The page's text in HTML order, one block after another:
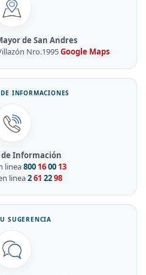
de San Andres
Nro.1995Google Maps
INFORMACIONES
Información
linea800 1600 13
linea261 2298
SUGERENCIA